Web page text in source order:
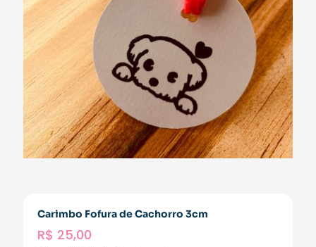
Carimbo Fofura de Cachorro 3cm
R$ 25,00